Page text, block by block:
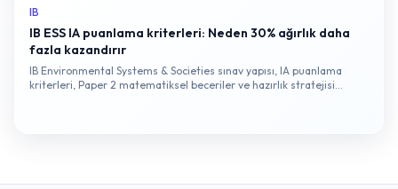
IB
IB ESS IA puanlama kriterleri: Neden 30% ağırlık daha
fazla kazandırır
IB Environmental Systems & Societies sınav yapısı, IA puanlama
kriterleri, Paper 2 matematiksel beceriler ve hazırlık stratejisi